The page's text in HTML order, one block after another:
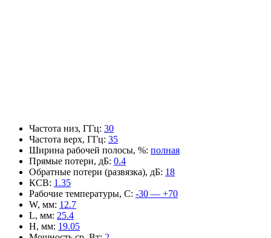
Частота низ, ГГц: 30
Частота верх, ГГц: 35
Ширина рабочей полосы, %: полная
Прямые потери, дБ: 0.4
Обратные потери (развязка), дБ: 18
КСВ: 1.35
Рабочие температуры, С: -30 — +70
W, мм: 12.7
L, мм: 25.4
H, мм: 19.05